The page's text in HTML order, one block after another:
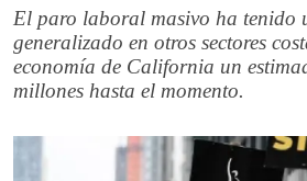
El paro laboral masivo ha tenido
generalizado en otros sectores
economía de California un
millones hasta el momento.